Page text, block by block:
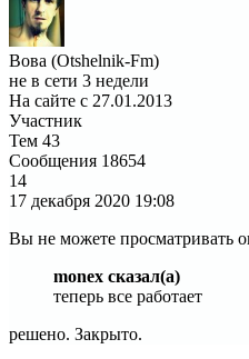
Вова (Otshelnik-Fm)
не в сети 3 недели
На сайте с 27.01.2013
Участник
Тем 43
Сообщения 18654
14
17 декабря 2020 19:08
Вы не можете просматривать
monex сказал(а)
теперь все работает
решено. Закрыто.